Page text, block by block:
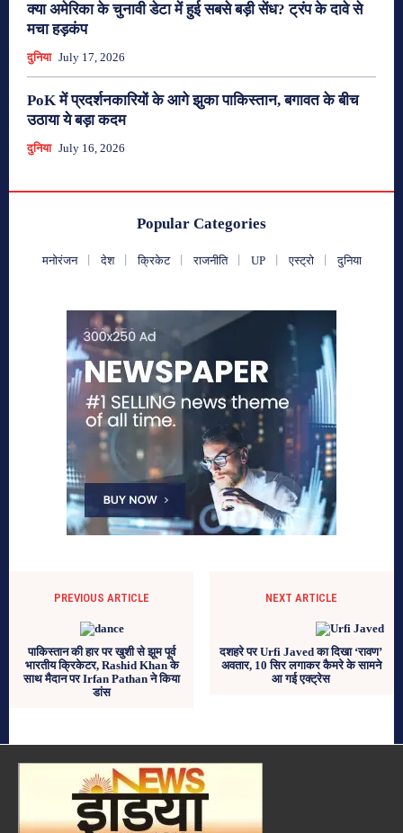
क्या अमेरिका के चुनावी डेटा में हुई सबसे बड़ी सेंध? ट्रंप के दावे से
मचा हड़कंप
दुनिया July 17, 2026
PoK में प्रदर्शनकारियों के आगे झुका पाकिस्तान, बगावत के बीच
उठाया ये बड़ा कदम
दुनिया July 16, 2026
Popular Categories
मनोरंजन देश क्रिकेट राजनीति UP एस्ट्रो दुनिया
PREVIOUS ARTICLE
पाकिस्तान की हार पर खुशी से झूम पूर्व
भारतीय क्रिकेटर, Rashid Khan के
साथ मैदान पर Irfan Pathan ने किया
डांस
NEXT ARTICLE
दशहरे पर Urfi Javed का दिखा ‘रावण’
अवतार, 10 सिर लगाकर कैमरे के सामने
आ गई एक्ट्रेस